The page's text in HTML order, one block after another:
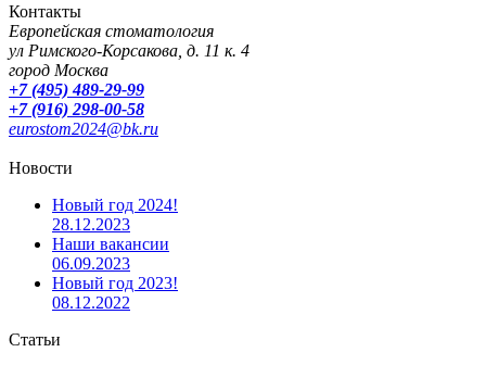
Контакты
Европейская стоматология
ул Римского-Корсакова, д. 11 к. 4
город Москва
+7 (495) 489-29-99
+7 (916) 298-00-58
eurostom2024@bk.ru
Новости
Новый год 2024!
28.12.2023
Наши вакансии
06.09.2023
Новый год 2023!
08.12.2022
Статьи